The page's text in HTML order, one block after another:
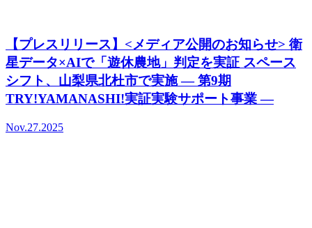
【プレスリリース】<メディア公開のお知らせ> 衛
星データ×AIで「遊休農地」判定を実証 スペース
シフト、山梨県北杜市で実施 ― 第9期
TRY!YAMANASHI!実証実験サポート事業 ―
Nov.27.2025